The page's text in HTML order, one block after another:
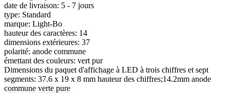
date de livraison: 5 - 7 jours
type: Standard
marque: Light-Bo
hauteur des caractères: 14
dimensions extérieures: 37
polarité: anode commune
émettant des couleurs: vert pur
Dimensions du paquet d'affichage à LED à trois chiffres et sept
segments: 37.6 x 19 x 8 mm hauteur des chiffres;14.2mm anode
commune verte pure